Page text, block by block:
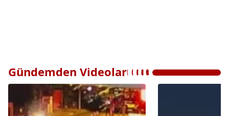
Gündemden Videolar